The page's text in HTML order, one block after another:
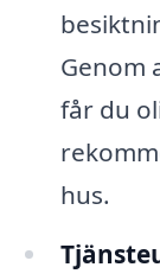
Genom
får du
hus.